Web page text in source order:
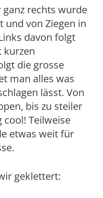
rechts wurde
und von Ziegen in
davon folgt
kurzen
die grosse
man alles was
lässt. Von
bis zu steiler
cool! Teilweise
etwas weit für
geklettert: